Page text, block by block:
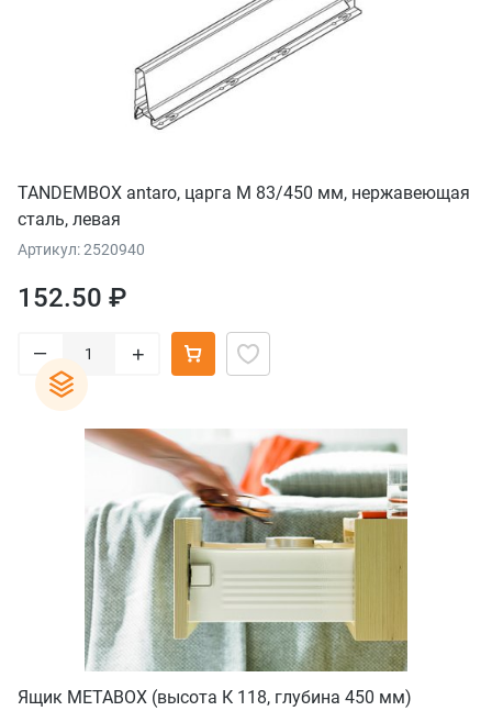
TANDEMBOX antaro, царга M 83/450 мм, нержавеющая
сталь, левая
Артикул: 2520940
152.50 ₽
– +
Ящик METABOX (высота К 118, глубина 450 мм)